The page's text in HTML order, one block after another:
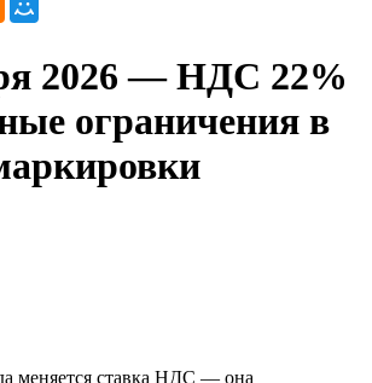
2026 — НДС 22%
ограничения в
меняется ставка НДС — она